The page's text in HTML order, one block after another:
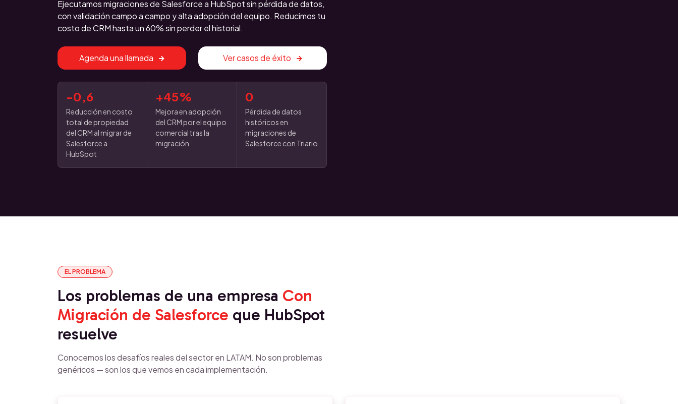
Ejecutamos migraciones de Salesforce a HubSpot sin pérdida de datos,
con validación campo a campo y alta adopción del equipo. Reducimos tu
costo de CRM hasta un 60% sin perder el historial.
Agenda una llamada Ver casos de éxito
-0,6
Reducción en costo
total de propiedad
del CRM al migrar de
Salesforce a
HubSpot
+45%
Mejora en adopción
del CRM por el equipo
comercial tras la
migración
0
Pérdida de datos
históricos en
migraciones de
Salesforce con Triario
EL PROBLEMA
Los problemas de una empresa Con
Migración de Salesforce que HubSpot
resuelve
Conocemos los desafíos reales del sector en LATAM. No son problemas
genéricos — son los que vemos en cada implementación.